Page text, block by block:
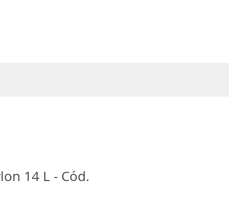
14 L - Cód.